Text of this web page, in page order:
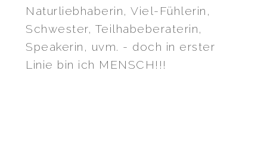
Naturliebhaberin, Viel-Fühlerin,
Schwester, Teilhabeberaterin,
Speakerin, uvm. - doch in erster
Linie bin ich MENSCH!!!